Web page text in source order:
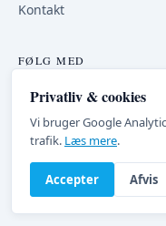
Kontakt
FØLG MED
RSS-feed
© 2013-2026
Privatliv & cookies
Vi bruger Google
trafik. Læs mere.
Accepter Afvis